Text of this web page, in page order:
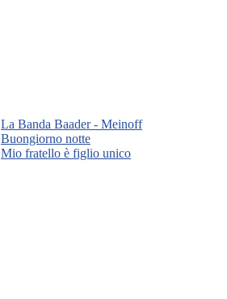
La Banda Baader - Meinoff
Buongiorno notte
Mio fratello è figlio unico